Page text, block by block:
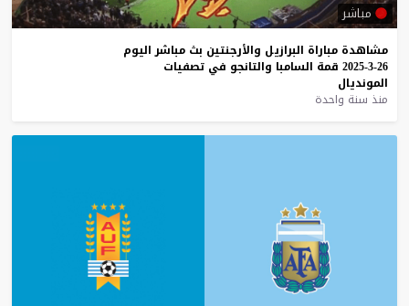
مباشر
مشاهدة مباراة البرازيل والأرجنتين بث مباشر اليوم
26-3-2025
قمة السامبا والتانجو في تصفيات
المونديال
منذ سنة واحدة